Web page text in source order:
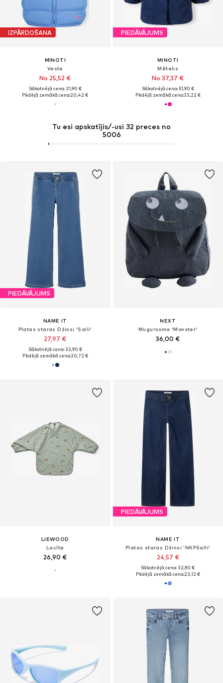
IZPĀRDOŠANA
MINOTI
Veste
No 25,52 €
Sākotnējā cena: 31,90 €
Pēdējā zemākā cena:20,42 €
PIEDĀVĀJUMS
MINOTI
Mētelis
No 37,37 €
Sākotnējā cena: 51,90 €
Pēdējā zemākā cena:33,22 €
Tu esi apskatījis/-usi 32 preces no
5006
PIEDĀVĀJUMS
NAME IT
Platas staras Džinsi 'Salli'
27,97 €
Sākotnējā cena: 32,90 €
Pēdējā zemākā cena:20,72 €
NEXT
Mugursoma 'Monster'
36,00 €
LIEWOOD
Lacīte
26,90 €
PIEDĀVĀJUMS
NAME IT
Platas staras Džinsi 'NKFSalli'
24,57 €
Sākotnējā cena: 32,90 €
Pēdējā zemākā cena:23,12 €